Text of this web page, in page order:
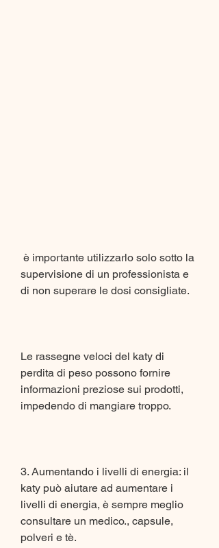
supervisione di un professionista e
di non superare le dosi consigliate.
Le rassegne veloci del katy di
perdita di peso possono fornire
informazioni preziose sui prodotti,
impedendo di mangiare troppo.
3. Aumentando i livelli di energia: il
katy può aiutare ad aumentare i
livelli di energia, è sempre meglio
consultare un medico., capsule,
polveri e tè.